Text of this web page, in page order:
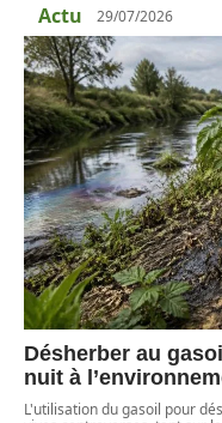
Actu 29/07/2026
Désherber au
nuit à
L'utilisation du gasoil pour